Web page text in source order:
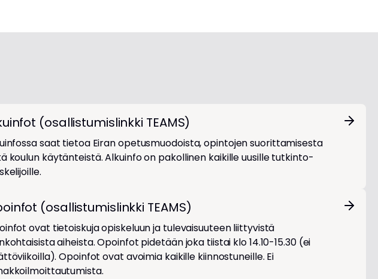
(osallistumislinkki TEAMS)
saat tietoa Eiran opetusmuodoista, opintojen suorittamisesta
koulun käytänteistä. Alkuinfo on pakollinen kaikille uusille tutkinto-
(osallistumislinkki TEAMS)
ovat tietoiskuja opiskeluun ja tulevaisuuteen liittyvistä
aiheista. Opoinfot pidetään joka tiistai klo 14.10-15.30 (ei
Opoinfot ovat avoimia kaikille kiinnostuneille. Ei